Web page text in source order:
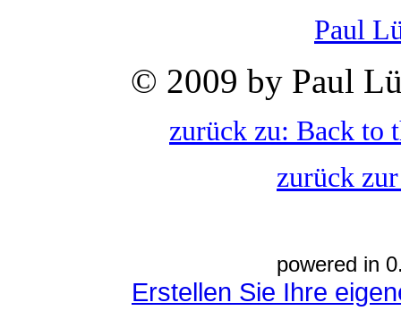
Paul
© 2009 by Paul
zurück zu: Back to
zurück
powered in
Erstellen Sie Ihre